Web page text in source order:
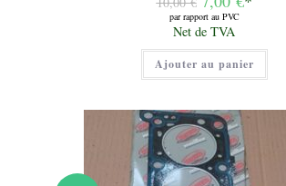
prix
initial
était :
10,00 €.
par rapport au PVC
Le
prix
actuel
est :
7,00 €.
Net de TVA
Ajouter au panier